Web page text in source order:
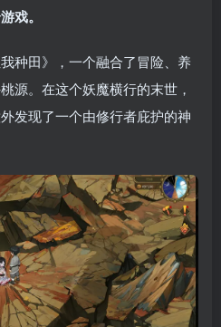
戏。
种田》，一个融合了冒险、养
源。在这个妖魔横行的末世，
发现了一个由修行者庇护的神